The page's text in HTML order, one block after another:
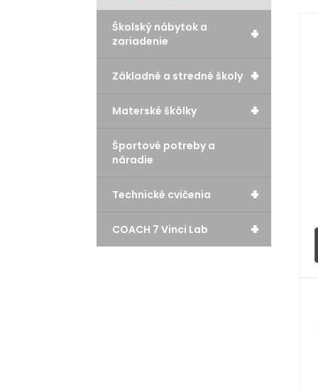
+
Školský nábytok a
zariadenie
+
Základné a stredné školy
+
Materské škôlky
Športové potreby a
náradie
+
Technické cvičenia
+
COACH 7 Vinci Lab